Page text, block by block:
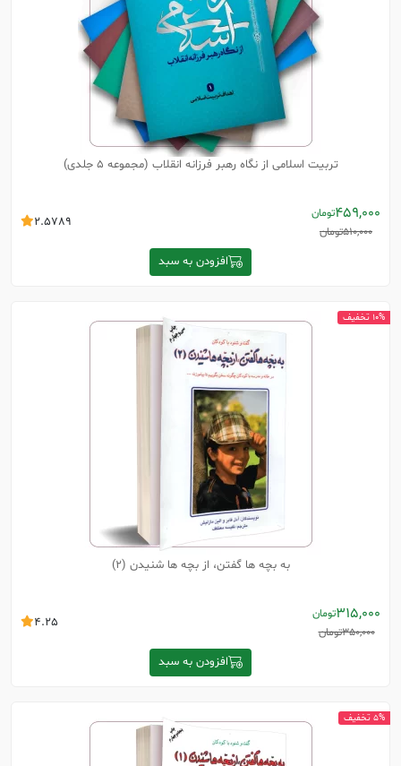
تربیت اسلامی از نگاه رهبر فرزانه انقلاب (مجموعه 5 جلدی)
459,000تومان
510,000تومان
2.5789
افزودن به سبد
به بچه ها گفتن، از بچه ها شنیدن (2)
315,000تومان
350,000تومان
4.25
افزودن به سبد
10% تخفیف
5% تخفیف